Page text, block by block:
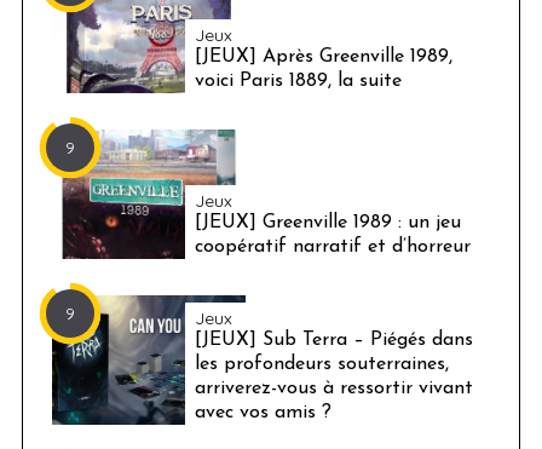
Jeux
[JEUX] Après Greenville 1989,
voici Paris 1889, la suite
9
Jeux
[JEUX] Greenville 1989 : un jeu
coopératif narratif et d’horreur
9 Jeux
[JEUX] Sub Terra – Piégés dans
les profondeurs souterraines,
arriverez-vous à ressortir vivant
avec vos amis ?